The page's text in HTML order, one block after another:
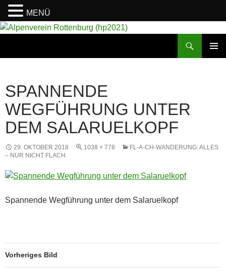
SPANNENDE
WEGFÜHRUNG UNTER
DEM SALARUELKOPF
29. OKTOBER 2018 1038 × 778
FL-A-CH-WANDERUNG: ALLES
– NUR NICHT FLACH
Spannende Wegführung unter dem Salaruelkopf
Vorheriges Bild
MENÜ